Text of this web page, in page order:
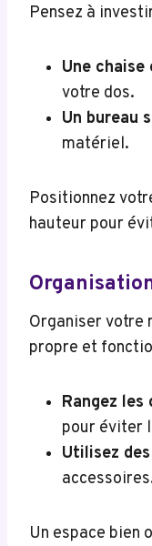
Pensez à
Une chaise
votre dos.
Un bureau
matériel.
Positionnez
hauteur pour
Organiser votre
propre et
Rangez les
pour éviter
Utilisez
Un espace bien